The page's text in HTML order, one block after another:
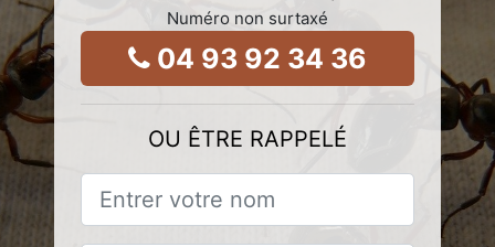
Numéro non surtaxé
04 93 92 34 36
OU ÊTRE RAPPELÉ